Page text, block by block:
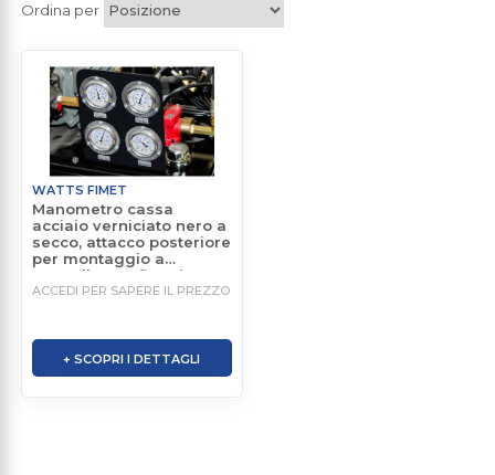
Ordina per
WATTS FIMET
Manometro cassa
acciaio verniciato nero a
secco, attacco posteriore
per montaggio a
pannello con flangia
anteriore 3 fori
ACCEDI PER SAPERE IL PREZZO
+ SCOPRI I DETTAGLI